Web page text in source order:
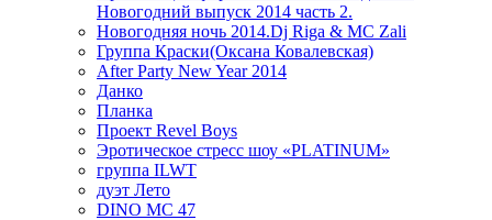
Новогодний выпуск 2014 часть 2.
Новогодняя ночь 2014.Dj Riga & MC Zali
Группа Краски(Оксана Ковалевская)
After Party New Year 2014
Данко
Планка
Проект Revel Boys
Эротическое стресс шоу «PLATINUM»
группа ILWT
дуэт Лето
DINO MC 47